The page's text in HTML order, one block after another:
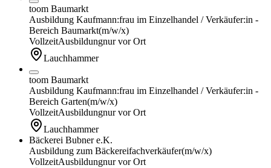
toom Baumarkt
Ausbildung Kaufmann:frau im Einzelhandel / Verkäufer:in -
Bereich Baumarkt(m/w/x)
VollzeitAusbildungnur vor Ort
Lauchhammer
toom Baumarkt
Ausbildung Kaufmann:frau im Einzelhandel / Verkäufer:in -
Bereich Garten(m/w/x)
VollzeitAusbildungnur vor Ort
Lauchhammer
Bäckerei Bubner e.K.
Ausbildung zum Bäckereifachverkäufer(m/w/x)
VollzeitAusbildungnur vor Ort